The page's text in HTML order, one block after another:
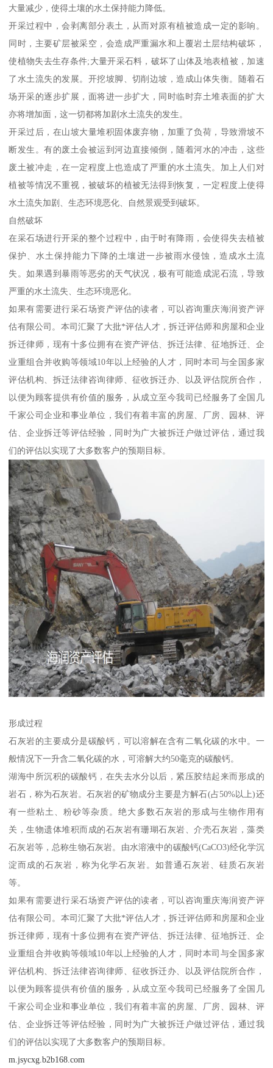
大量减少，使得土壤的水土保持能力降低。
开采过程中，会剥离部分表土，从而对原有植被造成一定的影响。
同时，主要矿层被采空，会造成严重漏水和上覆岩土层结构破坏，
使植物失去生存条件;大量开采石料，破坏了山体及地表植被，加速
了水土流失的发展。开挖坡脚、切削边坡，造成山体失衡。随着石
场开采的逐步扩展，面将进一步扩大，同时临时弃土堆表面的扩大
亦将增加面，这一切都将加剧水土流失的发生。
开采过后，在山坡大量堆积固体废弃物，加重了负荷，导致滑坡不
断发生。有的废土会被运到河边直接倾倒，随着河水的冲击，这些
废土被冲走，在一定程度上也造成了严重的水土流失。加上人们对
植被等情况不重视，被破坏的植被无法得到恢复，一定程度上使得
水土流失加剧、生态环境恶化、自然景观受到破坏。
自然破坏
在采石场进行开采的整个过程中，由于时有降雨，会使得失去植被
保护、水土保持能力下降的土壤进一步被雨水侵蚀，造成水土流
失。如果遇到暴雨等恶劣的天气状况，极有可能造成泥石流，导致
严重的水土流失、生态环境恶化。
如果有需要进行采石场资产评估的读者，可以咨询重庆海润资产评
估有限公司。本司汇聚了大批*评估人才，拆迁评估师和房屋和企业
拆迁律师，现有十多位拥有在资产评估、拆迁法律、征地拆迁、企
业重组合并收购等领域10年以上经验的人才，同时本司与全国多家
评估机构、拆迁法律咨询律师、征收拆迁办、以及评估院所合作，
以便为顾客提供有价值的服务，从成立至今我司已经服务了全国几
千家公司企业和事业单位，我们有着丰富的房屋、厂房、园林、评
估、企业拆迁等评估经验，同时为广大被拆迁户做过评估，通过我
们的评估以实现了大多数客户的预期目标。
形成过程
石灰岩的主要成分是碳酸钙，可以溶解在含有二氧化碳的水中。一
般情况下一升含二氧化碳的水，可溶解大约50毫克的碳酸钙。
湖海中所沉积的碳酸钙，在失去水分以后，紧压胶结起来而形成的
岩石，称为石灰岩。石灰岩的矿物成分主要是方解石(占50%以上)还
有一些粘土、粉砂等杂质。绝大多数石灰岩的形成与生物作用有
关，生物遗体堆积而成的石灰岩有珊瑚石灰岩、介壳石灰岩，藻类
石灰岩等，总称生物石灰岩。由水溶液中的碳酸钙(CaCO3)经化学沉
淀而成的石灰岩，称为化学石灰岩。如普通石灰岩、硅质石灰岩
等。
如果有需要进行采石场资产评估的读者，可以咨询重庆海润资产评
估有限公司。本司汇聚了大批*评估人才，拆迁评估师和房屋和企业
拆迁律师，现有十多位拥有在资产评估、拆迁法律、征地拆迁、企
业重组合并收购等领域10年以上经验的人才，同时本司与全国多家
评估机构、拆迁法律咨询律师、征收拆迁办、以及评估院所合作，
以便为顾客提供有价值的服务，从成立至今我司已经服务了全国几
千家公司企业和事业单位，我们有着丰富的房屋、厂房、园林、评
估、企业拆迁等评估经验，同时为广大被拆迁户做过评估，通过我
们的评估以实现了大多数客户的预期目标。
m.jsycxg.b2b168.com